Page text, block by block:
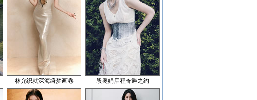
林允织就深海绮梦画卷 段奥娟启程奇遇之约